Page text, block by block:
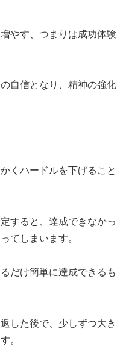
やす、つまりは成功体験
自信となり、精神の強化
くハードルを下げること
すると、達成できなかっ
てしまいます。
だけ簡単に達成できるも
した後で、少しずつ大き
。